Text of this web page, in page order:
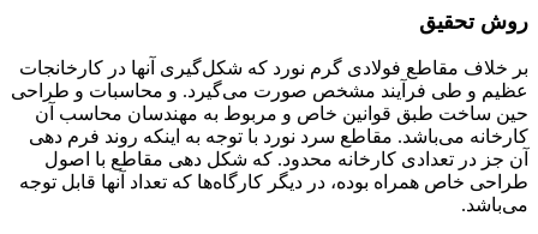
روش تحقیق
بر خلاف مقاطع فولادی گرم نورد که شکل‌گیری آنها در کارخانجات
عظیم و طی فرآیند مشخص صورت می‌گیرد. و محاسبات و طراحی
حین ساخت طبق قوانین خاص و مربوط به مهندسان محاسب آن
کارخانه می‌باشد. مقاطع سرد نورد با توجه به اینکه روند فرم دهی
آن جز در تعدادی کارخانه محدود. که شکل دهی مقاطع با اصول
طراحی خاص همراه بوده، در دیگر کارگاه‌ها که تعداد آنها قابل توجه
می‌باشد.